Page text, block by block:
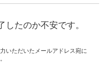
したのか不安です。
いただいたメールアドレス宛に